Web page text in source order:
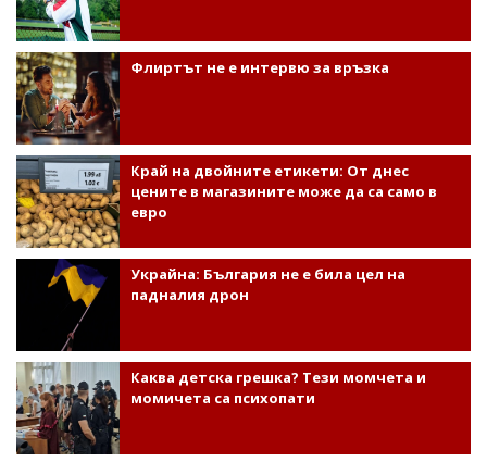
Флиртът не е интервю за връзка
Край на двойните етикети: От днес
цените в магазините може да са само в
евро
Украйна: България не е била цел на
падналия дрон
Каква детска грешка? Тези момчета и
момичета са психопати